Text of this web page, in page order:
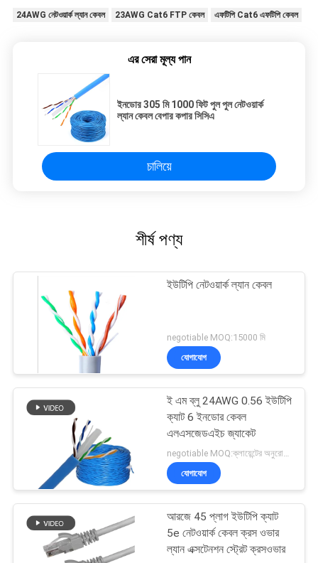
24AWG নেটওয়ার্ক ল্যান কেবল 23AWG Cat6 FTP কেবল এফটিপি Cat6 এফটিপি কেবল
এর সেরা মূল্য পান
ইনডোর 305 মি 1000 ফিট পুল পুল নেটওয়ার্ক
ল্যান কেবল বেপার কপার সিসিএ
চালিয়ে
শীর্ষ পণ্য
ইউটিপি নেটওয়ার্ক ল্যান কেবল
negotiable MOQ:15000 মি
যোগাযোগ
ই এম ব্লু 24AWG 0.56 ইউটিপি
ক্যাট 6 ইনডোর কেবল
এলএসজেডএইচ জ্যাকেট
যোগাযোগ
আরজে 45 প্লাগ ইউটিপি ক্যাট
5e নেটওয়ার্ক কেবল ক্রস ওভার
ল্যান এক্সটেনশন স্ট্রেট ক্রসওভার